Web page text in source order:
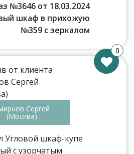
№3646 от 18.03.2024
шкаф в прихожую
№359 с зеркалом
Сергей
(Москва)
Угловой шкаф-купе
с узорчатым
0